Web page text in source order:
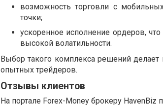
возможность торговли с
точки;
ускоренное исполнение ордеров,
высокой волатильности.
Выбор такого комплекса решений
опытных трейдеров.
Отзывы клиентов
На портале Forex-Money брокеру HavenBiz